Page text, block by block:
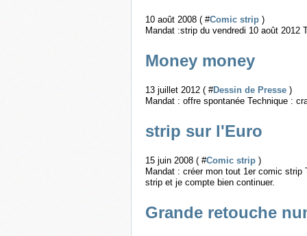
10 août 2008 ( #Comic strip )
Mandat :strip du vendredi 10 août 2012
Money money
13 juillet 2012 ( #Dessin de Presse )
Mandat : offre spontanée Technique :
strip sur l'Euro
15 juin 2008 ( #Comic strip )
Mandat : créer mon tout 1er comic
strip et je compte bien continuer.
Grande retouche